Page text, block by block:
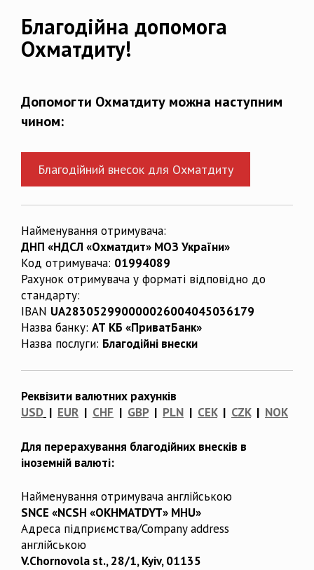
Благодійна допомога
Охматдиту!
Допомогти Охматдиту можна наступним
чином:
Благодійний внесок для Охматдиту
Найменування отримувача:
ДНП «НДСЛ «Охматдит» МОЗ України»
Код отримувача: 01994089
Рахунок отримувача у форматі відповідно до
стандарту:
IBAN UA283052990000026004045036179
Назва банку: АТ КБ «ПриватБанк»
Назва послуги: Благодійні внески
Реквізити валютних рахунків
USD | EUR | CHF | GBP| PLN | CEK| CZK| NOK
Для перерахування благодійних внесків в
іноземній валюті:
Найменування отримувача англійською
SNCE «NCSH «OKHMATDYT» MHU»
Адреса підприємства/Company address
англійською
V.Chornovola st., 28/1, Kyiv, 01135